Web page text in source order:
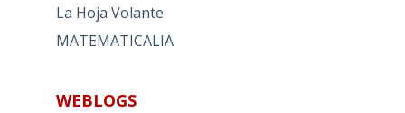
La Hoja Volante
MATEMATICALIA
WEBLOGS